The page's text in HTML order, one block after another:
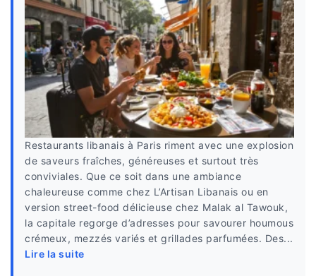
Restaurants libanais à Paris riment avec une explosion
de saveurs fraîches, généreuses et surtout très
conviviales. Que ce soit dans une ambiance
chaleureuse comme chez L’Artisan Libanais ou en
version street-food délicieuse chez Malak al Tawouk,
la capitale regorge d’adresses pour savourer houmous
crémeux, mezzés variés et grillades parfumées. Des...
Lire la suite